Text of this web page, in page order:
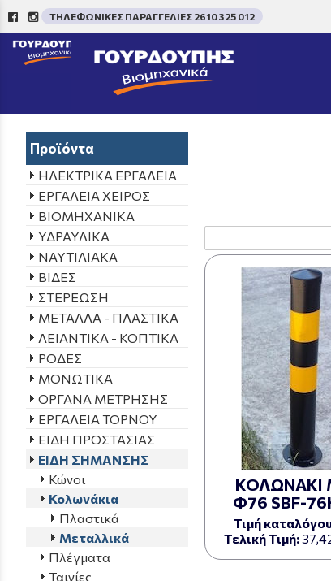
ΤΗΛΕΦΩΝΙΚΕΣ ΠΑΡΑΓΓΕΛΙΕΣ 2610 325 012
/
Προϊόντα
ΗΛΕΚΤΡΙΚΑ ΕΡΓΑΛΕΙΑ
ΕΡΓΑΛΕΙΑ ΧΕΙΡΟΣ
ΒΙΟΜΗΧΑΝΙΚΑ
ΥΔΡΑΥΛΙΚΑ
ΝΑΥΤΙΛΙΑΚΑ
ΒΙΔΕΣ
ΣΤΕΡΕΩΣΗ
ΜΕΤΑΛΛΑ - ΠΛΑΣΤΙΚΑ
ΛΕΙΑΝΤΙΚΑ - ΚΟΠΤΙΚΑ
ΡΟΔΕΣ
ΜΟΝΩΤΙΚΑ
ΟΡΓΑΝΑ ΜΕΤΡΗΣΗΣ
ΕΡΓΑΛΕΙΑ ΤΟΡΝΟΥ
ΕΙΔΗ ΠΡΟΣΤΑΣΙΑΣ
ΕΙΔΗ ΣΗΜΑΝΣΗΣ
Κώνοι
Κολωνάκια
Πλαστικά
Μεταλλικά
Πλέγματα
Ταινίες
Aρχική σελίδα
ΚΟΛΩΝΑΚΙ
Φ76 SBF-
Τιμή
Τελική Τιμή: